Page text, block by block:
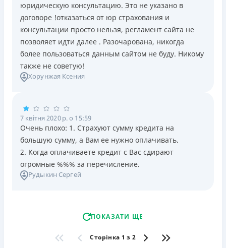
юридическую консультацию. Это не указано в
договоре !отказаться от юр страхования и
консультации просто нельзя, регламент сайта не
позволяет идти далее . Разочарована, никогда
более пользоваться данным сайтом не буду. Никому
также не советую!
Хорунжая Ксения
7 квітня 2020 р. о 15:59
Очень плохо: 1. Страхуют сумму кредита на
большую сумму, а Вам ее нужно оплачивать.
2. Когда оплачиваете кредит с Вас сдирают
огромные %%% за перечисление.
Рудыкин Сергей
ПОКАЗАТИ ЩЕ
Сторінка 1 з 2